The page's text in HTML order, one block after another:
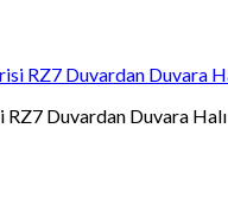
RZ7 Duvardan Duvara Halı